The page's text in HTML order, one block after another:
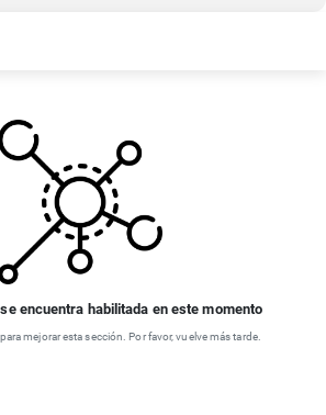
encuentra habilitada en este momento
mejorar esta sección. Por favor, vuelve más tarde.